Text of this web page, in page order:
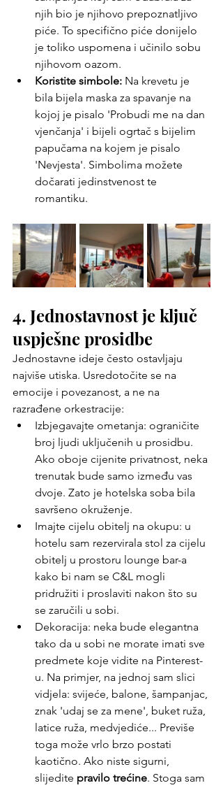
njih bio je njihovo prepoznatljivo
piće. To specifično piće donijelo
je toliko uspomena i učinilo sobu
njihovom oazom.
Koristite simbole: Na krevetu je
bila bijela maska ​​za spavanje na
kojoj je pisalo 'Probudi me na dan
vjenčanja' i bijeli ogrtač s bijelim
papučama na kojem je pisalo
'Nevjesta'. Simbolima možete
dočarati jedinstvenost te
romantiku.
4. Jednostavnost je ključ
uspješne prosidbe
Jednostavne ideje često ostavljaju
najviše utiska. Usredotočite se na
emocije i povezanost, a ne na
razrađene orkestracije:
Izbjegavajte ometanja: ograničite
broj ljudi uključenih u prosidbu.
Ako oboje cijenite privatnost, neka
trenutak bude samo između vas
dvoje. Zato je hotelska soba bila
savršeno okruženje.
Imajte cijelu obitelj na okupu: u
hotelu sam rezervirala stol za cijelu
obitelj u prostoru lounge bar-a
kako bi nam se C&L mogli
pridružiti i proslaviti nakon što su
se zaručili u sobi.
Dekoracija: neka bude elegantna
tako da u sobi ne morate imati sve
predmete koje vidite na Pinterest-
u. Na primjer, na jednoj sam slici
vidjela: svijeće, balone, šampanjac,
znak 'udaj se za mene', buket ruža,
latice ruža, medvjediće... Previše
toga može vrlo brzo postati
kaotično. Ako niste sigurni,
slijedite pravilo trećine. Stoga sam